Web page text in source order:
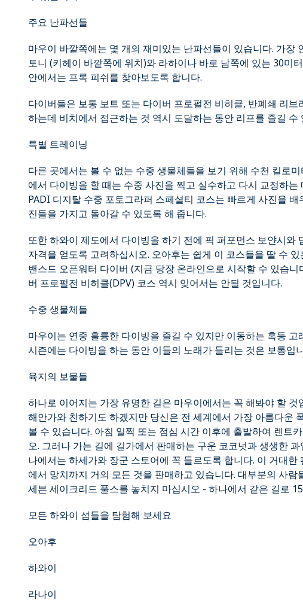
주요 난파선들
마우이 바깥쪽에는 몇 개의 재미있는 난파선들이 있습니다. 가장
토니 (키헤이 바깥쪽에 위치)와 라하이나 바로 남쪽에 있는 30미
안에서는 프록 피쉬를 찾아보도록 합니다.
다이버들은 보통 보트 또는 다이버 프로펄전 비히클, 반폐쇄 리
하는데 비치에서 접근하는 것 역시 도달하는 동안 리프를 즐길 수
특별 트레이닝
다른 곳에서는 볼 수 없는 수중 생물체들을 보기 위해 수천 킬로
에서 다이빙을 할 때는 수중 사진을 찍고 실수하고 다시 교정하는
PADI 디지탈 수중 포토그라퍼 스페셜티 코스는 빠르게 사진을
진들을 가지고 돌아갈 수 있도록 해 줍니다.
또한 하와이 제도에서 다이빙을 하기 전에 픽 퍼포먼스 보얀시와
자격을 얻도록 고려하십시오. 오아후는 쉽게 이 코스들을 딸 수
밴스드 오픈워터 다이버 (지금 당장 온라인으로 시작할 수 있습
버 프로펄전 비히클(DPV) 코스 역시 잊어서는 안될 것입니다.
수중 생물체들
마우이는 연중 훌륭한 다이빙을 즐길 수 있지만 이동하는 혹등
시즌에는 다이빙을 하는 동안 이들의 노래가 들리는 것은 보통입
육지의 보물들
하나로 이어지는 가장 유명한 길은 마우이에서는 꼭 해봐야 할
해안가와 친하기도 하겠지만 당신은 전 세계에서 가장 아름다운
볼 수 있습니다. 아침 일찍 또는 점심 시간 이후에 출발하여 렌트
오. 그러나 가는 길에 길가에서 판매하는 구운 코코넛과 생생한
나에서는 하세가와 장군 스토어에 꼭 들르도록 합니다. 이 거대
에서 망치까지 거의 모든 것을 판매하고 있습니다. 대부분의 사
세븐 세이크리드 풀스를 놓치지 마십시오 - 하나에서 같은 길로
모든 하와이 섬들을 탐험해 보세요
오아후
하와이
라나이